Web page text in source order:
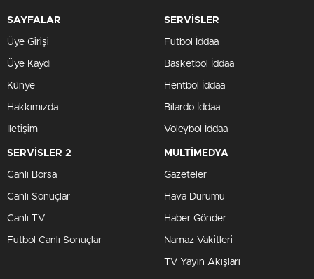
SAYFALAR
Üye Girişi
Üye Kaydı
Künye
Hakkımızda
İletişim
SERVİSLER
Futbol İddaa
Basketbol İddaa
Hentbol İddaa
Bilardo İddaa
Voleybol İddaa
SERVİSLER 2
Canlı Borsa
Canlı Sonuçlar
Canlı TV
Futbol Canlı Sonuçlar
MULTİMEDYA
Gazeteler
Hava Durumu
Haber Gönder
Namaz Vakitleri
TV Yayın Akışları